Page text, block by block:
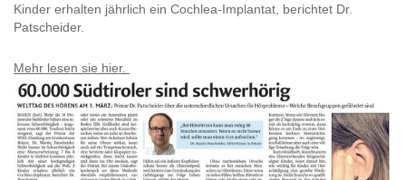
Kinder erhalten jährlich ein Cochlea-Implantat, berichtet Dr.
Patscheider.
Mehr lesen sie hier.